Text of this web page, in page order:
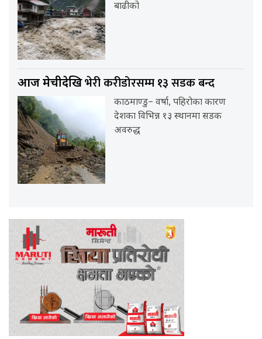
बाढीको
आज मेचीदेखिभेरी करीडोरसम्म १३ सडक बन्द
काठमाण्डु– वर्षा, पहिरोका कारण
देशका विभिन्न १३ स्थानमा सडक
अवरुद्ध